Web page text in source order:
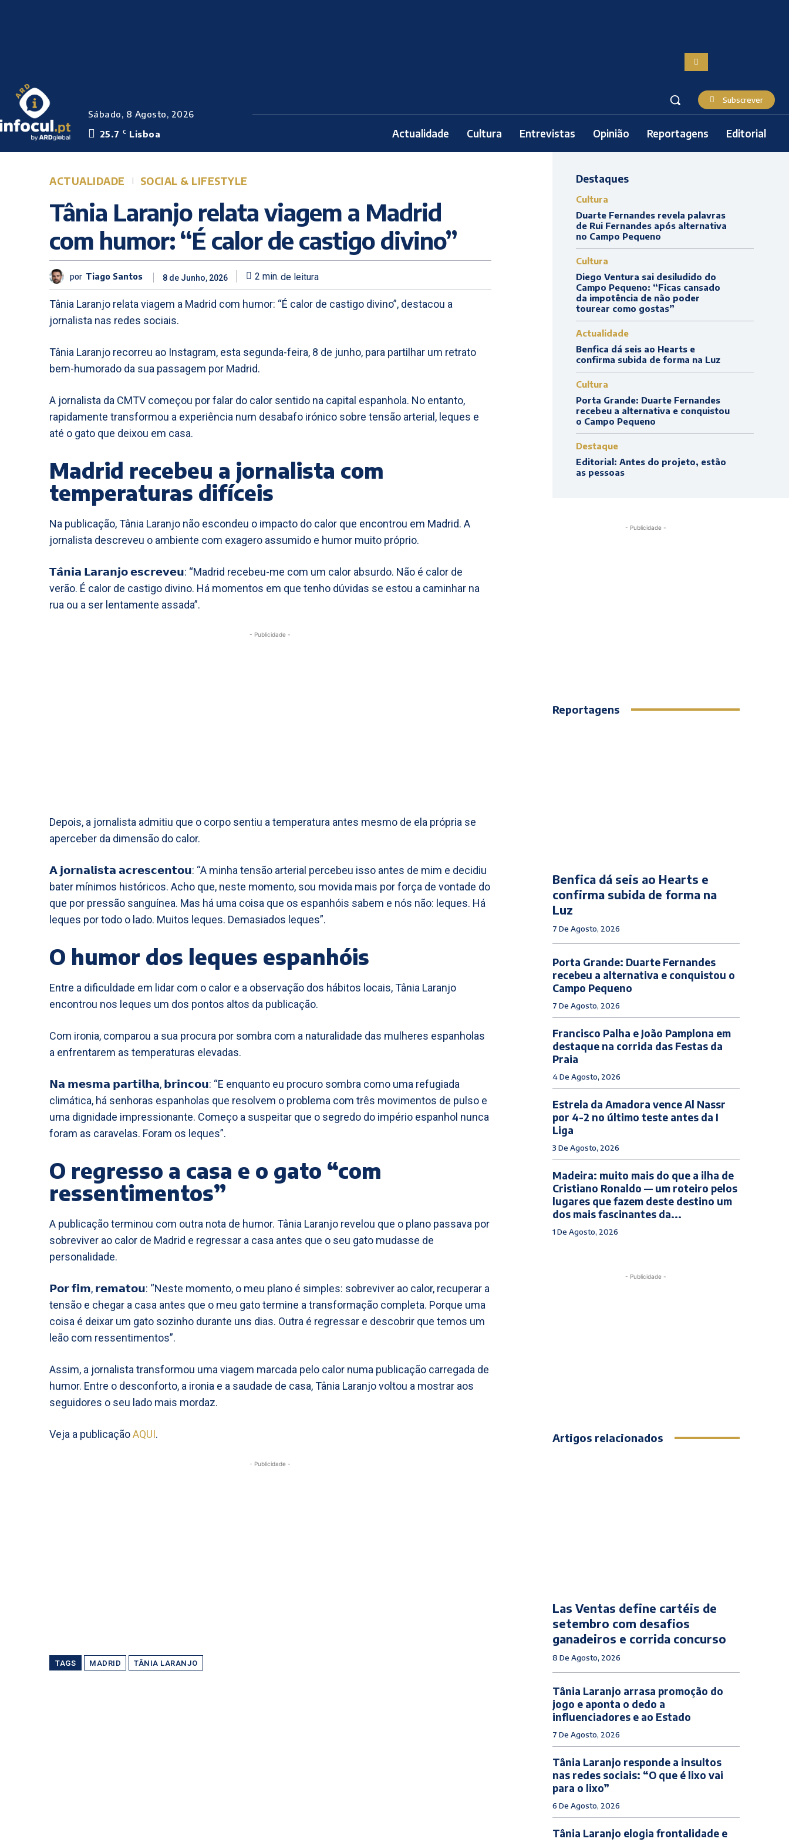
Sábado, 8 Agosto, 2026
25.7
C Lisboa
Subscrever
Actualidade Cultura Entrevistas Opinião Reportagens Editorial
ACTUALIDADE SOCIAL & LIFESTYLE
Tânia Laranjo relata viagem a Madrid
com humor: “É calor de castigo divino”
por Tiago Santos 8 de Junho, 2026 2 min. de leitura
Tânia Laranjo relata viagem a Madrid com humor: “É calor de castigo divino”, destacou a
jornalista nas redes sociais.
Tânia Laranjo recorreu ao Instagram, esta segunda-feira, 8 de junho, para partilhar um retrato
bem-humorado da sua passagem por Madrid.
A jornalista da CMTV começou por falar do calor sentido na capital espanhola. No entanto,
rapidamente transformou a experiência num desabafo irónico sobre tensão arterial, leques e
até o gato que deixou em casa.
Madrid recebeu a jornalista com
temperaturas difíceis
Na publicação, Tânia Laranjo não escondeu o impacto do calor que encontrou em Madrid. A
jornalista descreveu o ambiente com exagero assumido e humor muito próprio.
𝗧𝗮̂𝗻𝗶𝗮 𝗟𝗮𝗿𝗮𝗻𝗷𝗼 𝗲𝘀𝗰𝗿𝗲𝘃𝗲𝘂: “Madrid recebeu-me com um calor absurdo. Não é calor de
verão. É calor de castigo divino. Há momentos em que tenho dúvidas se estou a caminhar na
rua ou a ser lentamente assada”.
- Publicidade -
Depois, a jornalista admitiu que o corpo sentiu a temperatura antes mesmo de ela própria se
aperceber da dimensão do calor.
𝗔 𝗷𝗼𝗿𝗻𝗮𝗹𝗶𝘀𝘁𝗮 𝗮𝗰𝗿𝗲𝘀𝗰𝗲𝗻𝘁𝗼𝘂: “A minha tensão arterial percebeu isso antes de mim e decidiu
bater mínimos históricos. Acho que, neste momento, sou movida mais por força de vontade do
que por pressão sanguínea. Mas há uma coisa que os espanhóis sabem e nós não: leques. Há
leques por todo o lado. Muitos leques. Demasiados leques”.
O humor dos leques espanhóis
Entre a dificuldade em lidar com o calor e a observação dos hábitos locais, Tânia Laranjo
encontrou nos leques um dos pontos altos da publicação.
Com ironia, comparou a sua procura por sombra com a naturalidade das mulheres espanholas
a enfrentarem as temperaturas elevadas.
𝗡𝗮 𝗺𝗲𝘀𝗺𝗮 𝗽𝗮𝗿𝘁𝗶𝗹𝗵𝗮, 𝗯𝗿𝗶𝗻𝗰𝗼𝘂: “E enquanto eu procuro sombra como uma refugiada
climática, há senhoras espanholas que resolvem o problema com três movimentos de pulso e
uma dignidade impressionante. Começo a suspeitar que o segredo do império espanhol nunca
foram as caravelas. Foram os leques”.
O regresso a casa e o gato “com
ressentimentos”
A publicação terminou com outra nota de humor. Tânia Laranjo revelou que o plano passava por
sobreviver ao calor de Madrid e regressar a casa antes que o seu gato mudasse de
personalidade.
𝗣𝗼𝗿 𝗳𝗶𝗺, 𝗿𝗲𝗺𝗮𝘁𝗼𝘂: “Neste momento, o meu plano é simples: sobreviver ao calor, recuperar a
tensão e chegar a casa antes que o meu gato termine a transformação completa. Porque uma
coisa é deixar um gato sozinho durante uns dias. Outra é regressar e descobrir que temos um
leão com ressentimentos”.
Assim, a jornalista transformou uma viagem marcada pelo calor numa publicação carregada de
humor. Entre o desconforto, a ironia e a saudade de casa, Tânia Laranjo voltou a mostrar aos
seguidores o seu lado mais mordaz.
Veja a publicaçãoAQUI.
- Publicidade -
TAGS MADRID TÂNIA LARANJO
Destaques
Cultura
Duarte Fernandes revela palavras
de Rui Fernandes após alternativa
no Campo Pequeno
Cultura
Diego Ventura sai desiludido do
Campo Pequeno: “Ficas cansado
da impotência de não poder
tourear como gostas”
Actualidade
Benfica dá seis ao Hearts e
confirma subida de forma na Luz
Cultura
Porta Grande: Duarte Fernandes
recebeu a alternativa e conquistou
o Campo Pequeno
Destaque
Editorial: Antes do projeto, estão
as pessoas
- Publicidade -
Reportagens
Benfica dá seis ao Hearts e
confirma subida de forma na
Luz
7 De Agosto, 2026
Porta Grande: Duarte Fernandes
recebeu a alternativa e conquistou o
Campo Pequeno
7 De Agosto, 2026
Francisco Palha e João Pamplona em
destaque na corrida das Festas da
Praia
4 De Agosto, 2026
Estrela da Amadora vence Al Nassr
por 4-2 no último teste antes da I
Liga
3 De Agosto, 2026
Madeira: muito mais do que a ilha de
Cristiano Ronaldo — um roteiro pelos
lugares que fazem deste destino um
dos mais fascinantes da...
1 De Agosto, 2026
- Publicidade -
Artigos relacionados
Las Ventas define cartéis de
setembro com desafios
ganadeiros e corrida concurso
8 De Agosto, 2026
Tânia Laranjo arrasa promoção do
jogo e aponta o dedo a
influenciadores e ao Estado
7 De Agosto, 2026
Tânia Laranjo responde a insultos
nas redes sociais: “O que é lixo vai
para o lixo”
6 De Agosto, 2026
Tânia Laranjo elogia frontalidade e